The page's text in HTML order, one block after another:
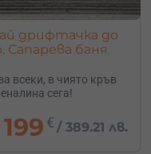
дрифтачка до
Сапарева баня
всеки, в чиято кръв
сега!
199 € / 389.21 лв.